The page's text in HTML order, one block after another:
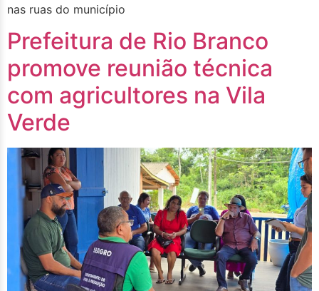
nas ruas do município
Prefeitura de Rio Branco
promove reunião técnica
com agricultores na Vila
Verde